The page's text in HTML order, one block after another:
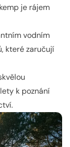
je rájem
vodním
které zaručují
k poznání